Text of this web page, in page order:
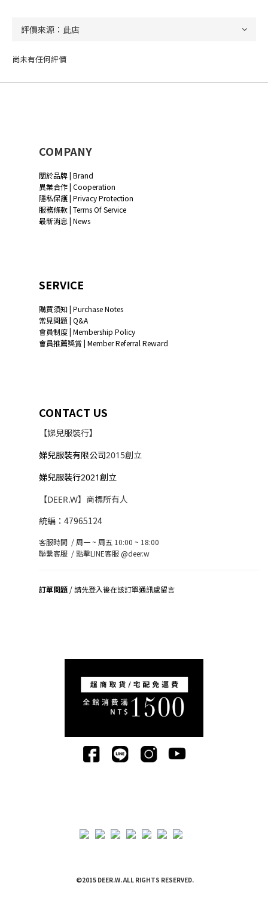
尚未有任何評價
COMPANY
關於品牌 | Brand
異業合作 | Cooperation
隱私保護 | Privacy Protection
服務條款 | Terms Of Service
最新消息 | News
SERVICE
購買須知 | Purchase Notes
常見問題 | Q&A
會員制度 | Membership Policy
會員推薦獎賞 | Member Referral Reward
CONTACT US
【娣兒服裝行】
娣兒服裝有限公司2015創立
娣兒服裝行2021創立
【DEER.W】商標所有人
統編：47965124
客服時間 / 周一 ~ 周五 10:00 ~ 18:00
聯繫客服 /點擊LINE客服 @deer.w
訂單問題 / 請先登入後在該訂單通訊處留言
©2015 DEER.W. ALL RIGHTS RESERVED.